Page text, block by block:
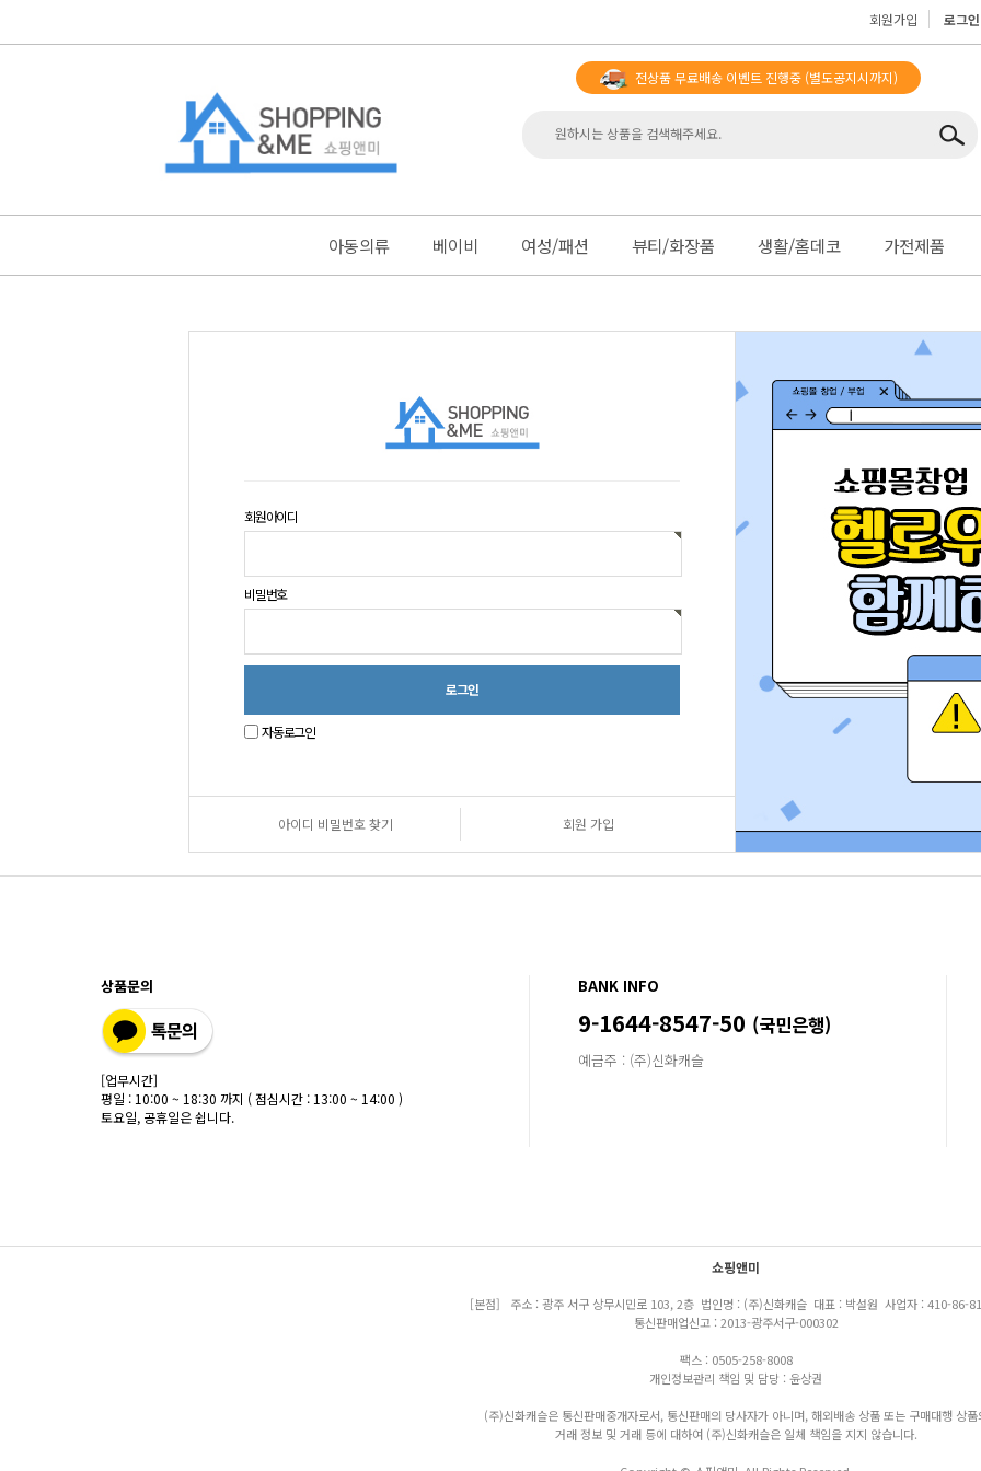
회원가입 로그인
전상품 무료배송 이벤트 진행중 (별도공지시까지)
아동의류 베이비 여성/패션 뷰티/화장품 생활/홈데코 가전제품
맨
회원아이디
비밀번호
자동로그인
로
그
아이디 비밀번호 찾기 회원 가입
상품문의
[업무시간]
평일 : 10:00 ~ 18:30 까지 ( 점심시간 : 13:00 ~ 14:00 )
토요일, 공휴일은 쉽니다.
BANK INFO
9-1644-8547-50 (국민은행)
예금주 : (주)신화캐슬
쇼핑앤미
[본점] 주소 : 광주 서구 상무시민로 103, 2층 법인명 : (주)신화캐슬 대표 : 박설원 사업자 : 410-86-
통신판매업신고 : 2013-광주서구-000302
팩스 : 0505-258-8008
개인정보관리 책임 및 담당 : 윤상권
(주)신화캐슬은 통신판매중개자로서, 통신판매의 당사자가 아니며, 해외배송 상품 또는 구매대행 상품
거래 정보 및 거래 등에 대하여 (주)신화캐슬은 일체 책임을 지지 않습니다.